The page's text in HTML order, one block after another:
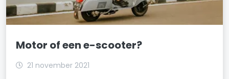
Motor of een e-scooter?
21 november 2021